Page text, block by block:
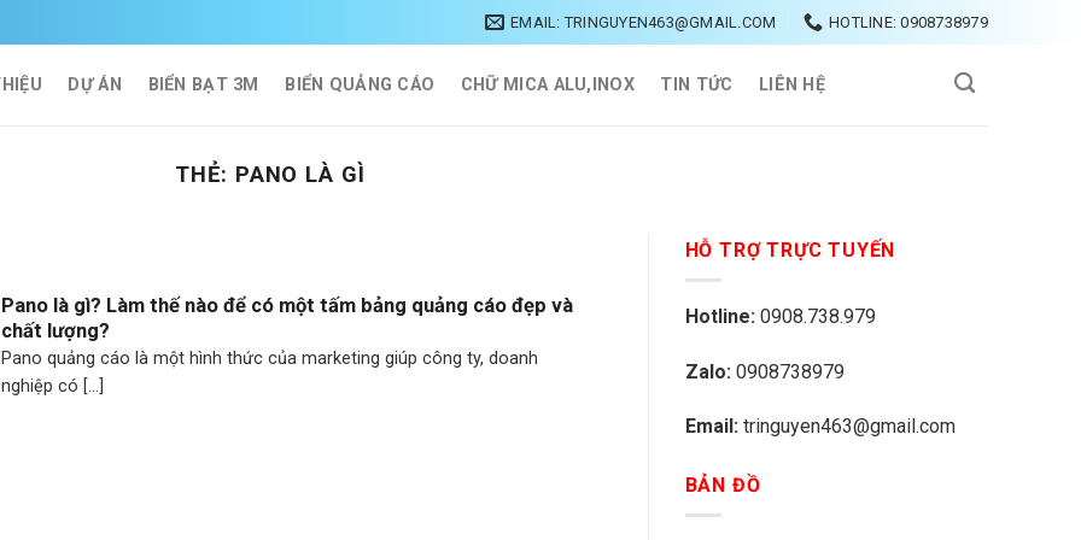
EMAIL: TRINGUYEN463@GMAIL.COM HOTLINE: 0908738979
DỰ ÁN BIỂN BẠT 3M BIỂN QUẢNG CÁO CHỮ MICA ALU,INOX TIN TỨC LIÊN HỆ
THẺ: PANO LÀ GÌ
Pano là gì? Làm thế nào để có một tấm bảng quảng cáo đẹp và
chất lượng?
Pano quảng cáo là một hình thức của marketing giúp công ty, doanh
nghiệp có [...]
HỖ TRỢ TRỰC TUYẾN
Hotline: 0908.738.979
Zalo: 0908738979
Email: tringuyen463@gmail.com
BẢN ĐỒ